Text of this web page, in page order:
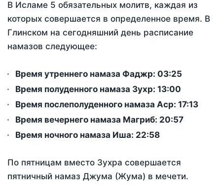
В Исламе 5 обязательных молитв, каждая из
которых совершается в определенное время. В
Глинском на сегодняшний день расписание
намазов следующее:
Время утреннего намаза Фаджр: 03:25
Время полуденного намаза Зухр: 13:00
Время послеполуденного намаза Аср: 17:13
Время вечернего намаза Магриб: 20:57
Время ночного намаза Иша: 22:58
По пятницам вместо Зухра совершается
пятничный намаз Джума (Жума) в мечети.